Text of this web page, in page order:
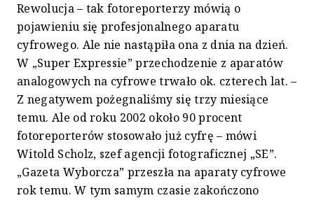
Rewolucja – tak fotoreporterzy mówią o
pojawieniu się profesjonalnego aparatu
cyfrowego. Ale nie nastąpiła ona z dnia na dzień.
W „Super Expressie” przechodzenie z aparatów
analogowych na cyfrowe trwało ok. czterech lat. –
Z negatywem pożegnaliśmy się trzy miesiące
temu. Ale od roku 2002 około 90 procent
fotoreporterów stosowało już cyfrę – mówi
Witold Scholz, szef agencji fotograficznej „SE”.
„Gazeta Wyborcza” przeszła na aparaty cyfrowe
rok temu. W tym samym czasie zakończono